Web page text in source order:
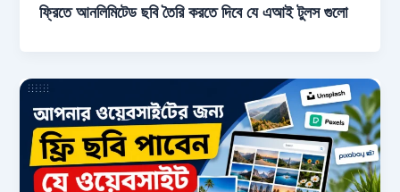
ফ্রিতে আনলিমিটেড ছবি তৈরি করতে দিবে যে এআই টুলস গুলো